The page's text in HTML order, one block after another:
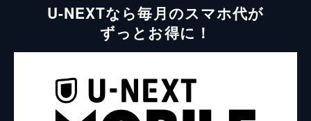
U-NEXTなら毎月のスマホ代が
ずっとお得に！